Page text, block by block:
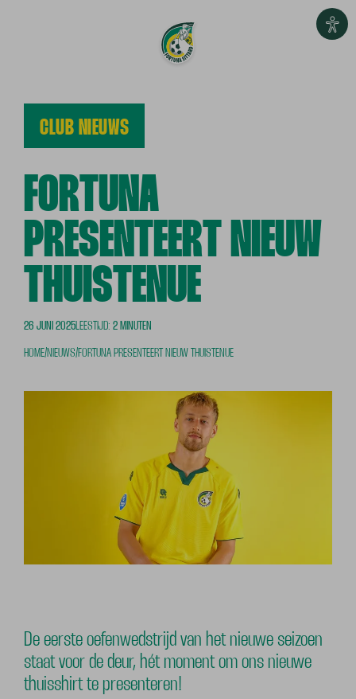
CLUB NIEUWS
FORTUNA
PRESENTEERT NIEUW
THUISTENUE
26 JUNI 2025LEESTIJD: 2 MINUTEN
HOME/NIEUWS/FORTUNA PRESENTEERT NIEUW THUISTENUE
De eerste oefenwedstrijd van het nieuwe seizoen
staat voor de deur, hét moment om ons nieuwe
thuisshirt te presenteren!